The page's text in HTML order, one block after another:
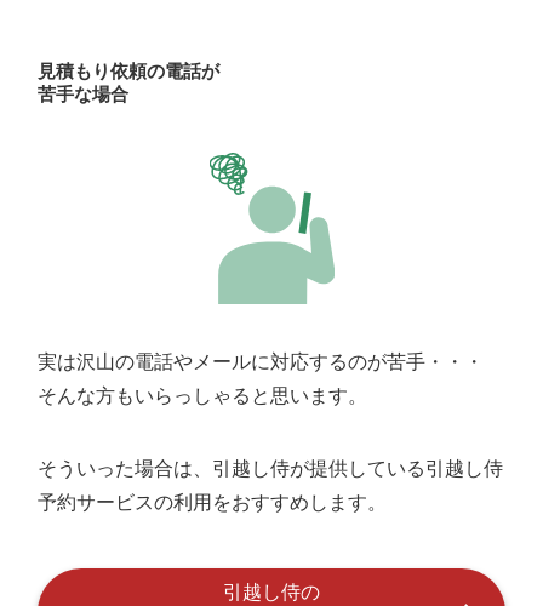
見積もり依頼の電話が
苦手な場合
実は沢山の電話やメールに対応するのが苦手・・・
そんな方もいらっしゃると思います。
そういった場合は、引越し侍が提供している引越し侍
予約サービスの利用をおすすめします。
引越し侍の